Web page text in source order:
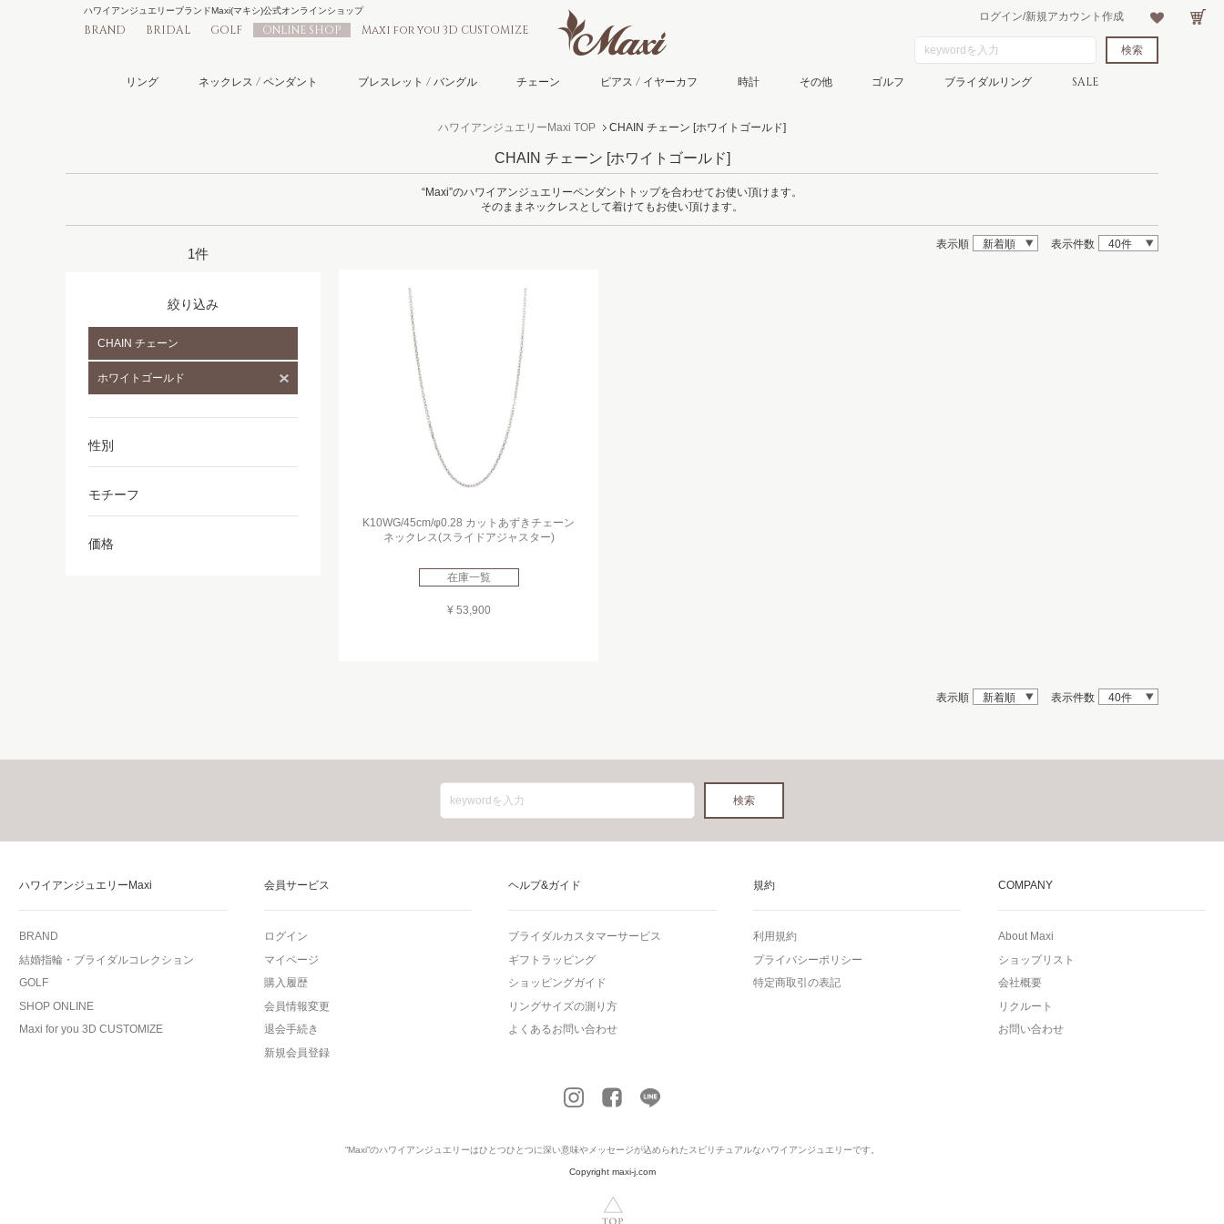
BRAND BRIDAL GOLF ONLINE SHOP Maxi for you 3D CUSTOMIZE
ハワイアンジュエリーブランドMaxi(マキシ)公式オンラインショップ
リング ネックレス / ペンダント ブレスレット / バングル チェーン ピアス / イヤーカフ 時計 その他 ゴルフ ブライダルリング SALE
ハワイアンジュエリーMaxi TOP CHAIN チェーン [ホワイトゴールド]
CHAIN チェーン [ホワイトゴールド]
“Maxi”のハワイアンジュエリーペンダントトップを合わせてお使い頂けます。
そのままネックレスとして着けてもお使い頂けます。
表示順 新着順 表示件数 40件
K10WG/45cm/φ0.28 カットあずきチェーン
ネックレス(スライドアジャスター)
在庫一覧
¥ 53,900
表示順 新着順 表示件数 40件
1件
絞り込み
CHAIN チェーン
ホワイトゴールド
性別
モチーフ
価格
ハワイアンジュエリーMaxi
BRAND
結婚指輪・ブライダルコレクション
GOLF
SHOP ONLINE
Maxi for you 3D CUSTOMIZE
会員サービス
ログイン
マイページ
購入履歴
会員情報変更
退会手続き
新規会員登録
ヘルプ&ガイド
ブライダルカスタマーサービス
ギフトラッピング
ショッピングガイド
リングサイズの測り方
よくあるお問い合わせ
規約
利用規約
プライバシーポリシー
特定商取引の表記
COMPANY
About Maxi
ショップリスト
会社概要
リクルート
お問い合わせ
“Maxi”のハワイアンジュエリーはひとつひとつに深い意味やメッセージが込められたスピリチュアルなハワイアンジュエリーです。
Copyright maxi-j.com
ログイン/新規アカウント作成